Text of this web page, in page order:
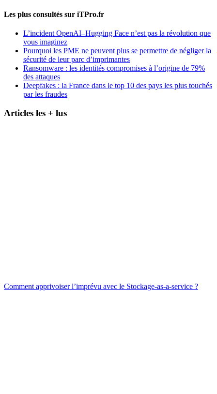
Les plus consultés sur iTPro.fr
L’incident OpenAI–Hugging Face n’est pas la révolution que
vous imaginez
Pourquoi les PME ne peuvent plus se permettre de négliger la
sécurité de leur parc d’imprimantes
Ransomware : les identités compromises à l’origine de 79%
des attaques
Deepfakes : la France dans le top 10 des pays les plus touchés
par les fraudes
Articles les + lus
Comment apprivoiser l’imprévu avec le Stockage-as-a-service ?